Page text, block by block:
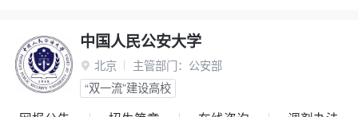
中国人民公安大学
 北京 主管部门： 公安部
“双一流”建设高校